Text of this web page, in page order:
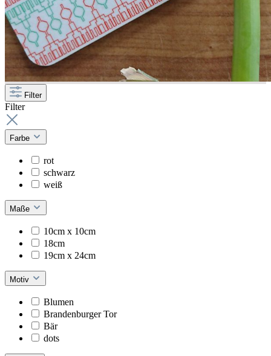
Filter
Filter
Farbe
rot
schwarz
weiß
Maße
10cm x 10cm
18cm
19cm x 24cm
Motiv
Blumen
Brandenburger Tor
Bär
dots